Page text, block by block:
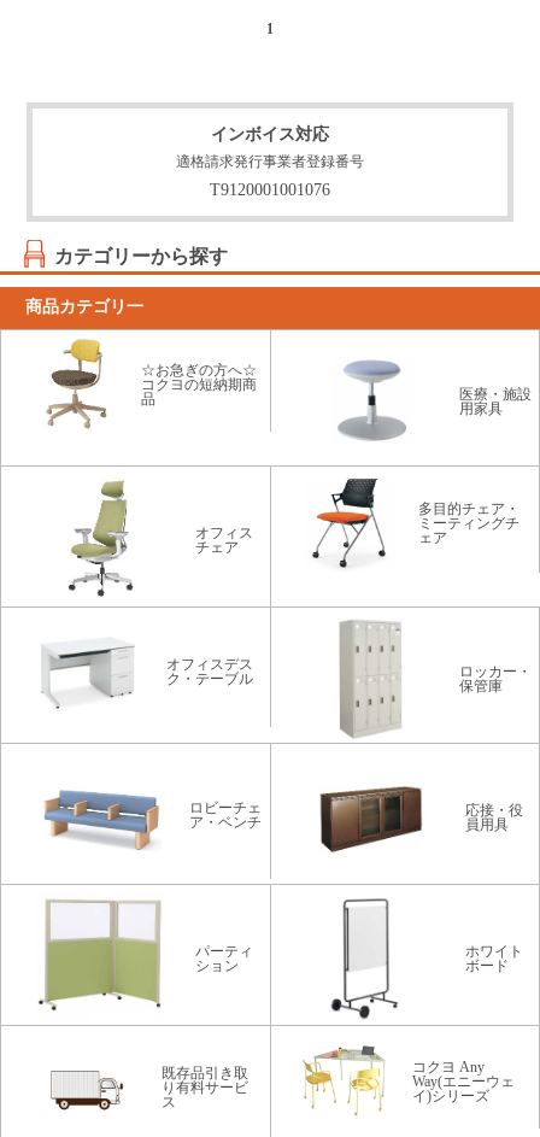
1
インボイス対応
適格請求発行事業者登録番号
T9120001001076
カテゴリーから探す
商品カテゴリ一
☆お急ぎの方へ☆
コクヨの短納期商
品
医療・施設
用家具
オフィス
チェア
多目的チェア・
ミーティングチ
ェア
オフィスデス
ク・テーブル
ロッカー・
保管庫
ロビーチェ
ア・ベンチ
応接・役
員用具
パーティ
ション
ホワイト
ボード
既存品引き取
り有料サービ
ス
コクヨ Any
Way(エニーウェ
イ)シリーズ